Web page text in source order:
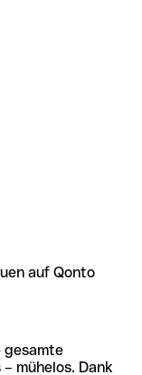
auf Qonto
gesamte
mühelos. Dank